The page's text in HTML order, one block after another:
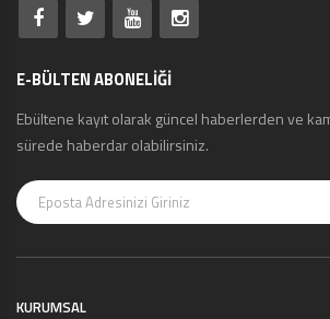
E-BÜLTEN ABONELİĞİ
Ebültene kayıt olarak güncel haberlerden ve
sürede haberdar olabilirsiniz.
KURUMSAL